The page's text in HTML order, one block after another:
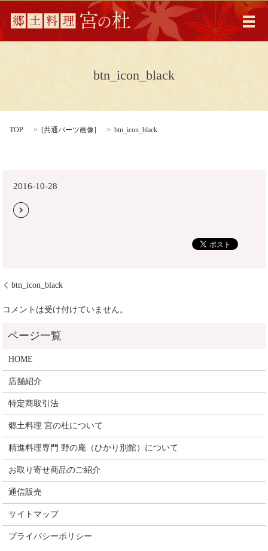
メ
btn_icon_black
TOP [共通パーツ画像] btn_icon_black
2016-10-28
btn_icon_black
コメントは受け付けていません。
HOME
店舗紹介
特定商取引法
郷土料理 宮の杜について
精進料理専門 野の庵（ひかり別館）について
お取り寄せ商品のご紹介
通信販売
サイトマップ
プライバシーポリシー